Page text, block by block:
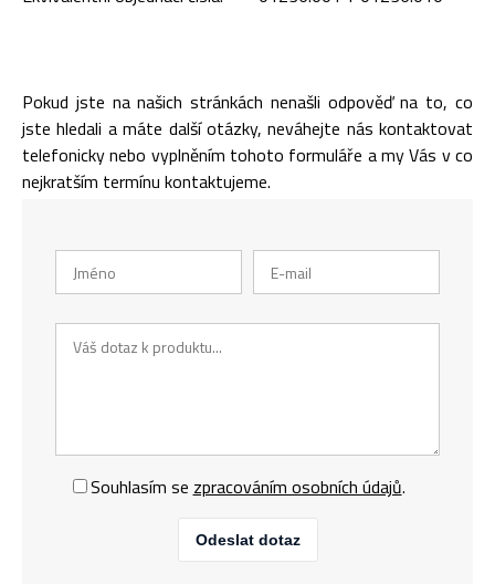
Pokud jste na našich stránkách nenašli odpověď na to, co
jste hledali a máte další otázky, neváhejte nás kontaktovat
telefonicky nebo vyplněním tohoto formuláře a my Vás v co
nejkratším termínu kontaktujeme.
Souhlasím se zpracováním osobních údajů.
Odeslat dotaz